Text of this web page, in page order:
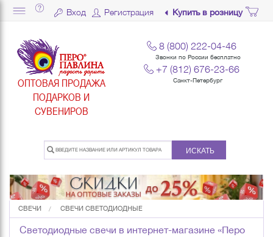
Вход Регистрация Купить в розницу
ОПТОВАЯ ПРОДАЖА
ПОДАРКОВ И
СУВЕНИРОВ
8 (800) 222-04-46
Звонки по России бесплатно
+7 (812) 676-23-66
Санкт-Петербург
ИСКАТЬ
СВЕЧИ СВЕЧИ СВЕТОДИОДНЫЕ
Светодиодные свечи в интернет-магазине «Перо